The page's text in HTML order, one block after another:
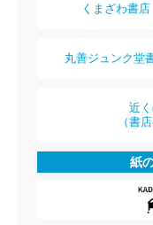
くまざわ書店
丸善ジュンク堂
近
（書
紙